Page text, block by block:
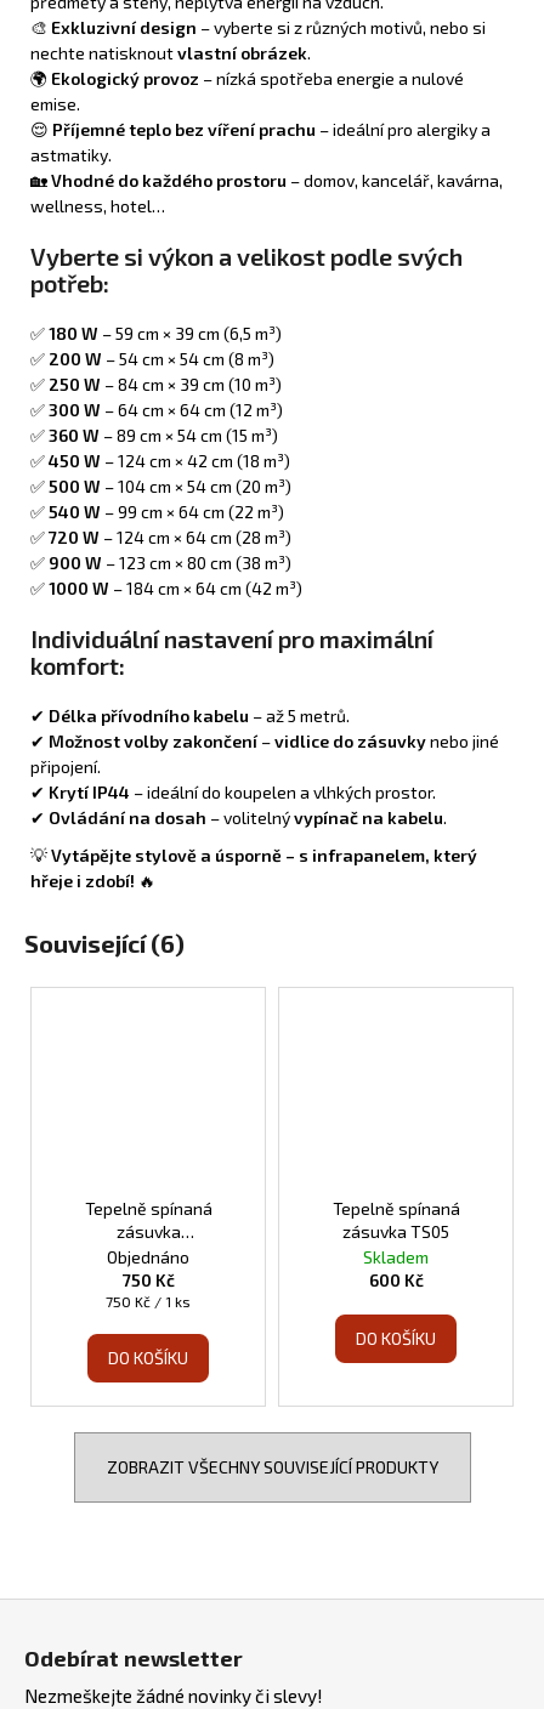
🎨 Exkluzivní design – vyberte si z různých motivů, nebo si
nechte natisknoutvlastní obrázek.
🌍 Ekologický provoz – nízká spotřeba energie a nulové
emise.
😌 Příjemné teplo bez víření prachu – ideální pro alergiky a
astmatiky.
🏡Vhodné do každého prostoru – domov, kancelář, kavárna,
wellness, hotel…
Vyberte si výkon a velikost podle svých
potřeb:
✅180 W – 59 cm × 39 cm (6,5 m³)
✅ 200 W – 54 cm × 54 cm (8 m³)
✅ 250 W – 84 cm × 39 cm (10 m³)
✅300 W – 64 cm × 64 cm (12 m³)
✅360 W – 89 cm × 54 cm (15 m³)
✅450 W – 124 cm × 42 cm (18 m³)
✅500 W – 104 cm × 54 cm (20 m³)
✅540 W – 99 cm × 64 cm (22 m³)
✅720 W – 124 cm × 64 cm (28 m³)
✅ 900 W – 123 cm × 80 cm (38 m³)
✅1000 W – 184 cm × 64 cm (42 m³)
Individuální nastavení pro maximální
komfort:
✔ Délka přívodního kabelu – až 5 metrů.
✔ Možnost volby zakončení –vidlice do zásuvkynebo jiné
připojení.
✔ Krytí IP44 – ideální do koupelen a vlhkých prostor.
✔ Ovládání na dosah – volitelnývypínač na kabelu.
💡Vytápějte stylově a úsporně – s infrapanelem, který
hřeje i zdobí! 🔥
Související (6)
Tepelně spínaná
zásuvka
programovatelná TS10
Objednáno
750 Kč
Měrná
750 Kč / 1 ks
DO KOŠÍKU
Tepelně spínaná
zásuvka TS05
Skladem
600 Kč
DO KOŠÍKU
ZOBRAZIT VŠECHNY SOUVISEJÍCÍ PRODUKTY
Odebírat newsletter
Nezmeškejte žádné novinky či slevy!